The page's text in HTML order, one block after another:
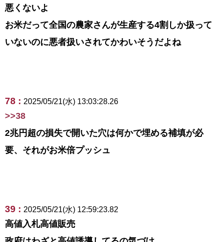
悪くないよ
お米だって全国の農家さんが生産する4割しか扱って
いないのに悪者扱いされてかわいそうだよね
78 : 2025/05/21(水) 13:03:28.26
>>38
2兆円超の損失で開いた穴は何かで埋める補填が必
要、それがお米倍プッシュ
39 : 2025/05/21(水) 12:59:23.82
高値入札高値販売